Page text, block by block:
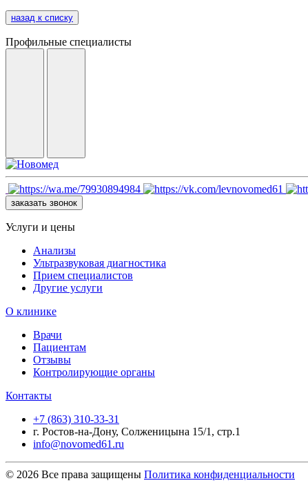
назад к списку
Профильные специалисты
заказать звонок
Услуги и цены
Анализы
Ультразвуковая диагностика
Прием специалистов
Другие услуги
О клинике
Врачи
Пациентам
Отзывы
Контролирующие органы
Контакты
+7 (863) 310-33-31
г. Ростов-на-Дону, Солженицына 15/1, стр.1
info@novomed61.ru
© 2026 Все права защищены Политика конфиденциальности